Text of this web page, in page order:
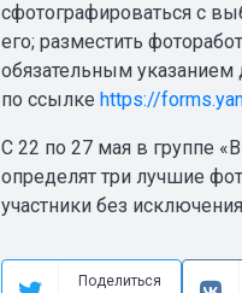
сфотографироваться с
его; разместить
обязательным указанием
по ссылке https://
С 22 по 27 мая в группе
определят три лучшие
участники без
Поделиться